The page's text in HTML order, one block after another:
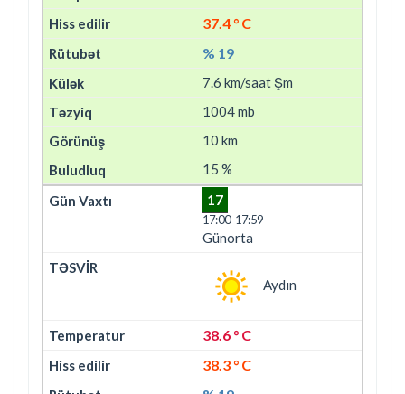
37.4 ° C
% 19
7.6 km/saat Şm
1004 mb
10 km
15 %
17
17:00-17:59
Günorta
Aydın
38.6 ° C
38.3 ° C